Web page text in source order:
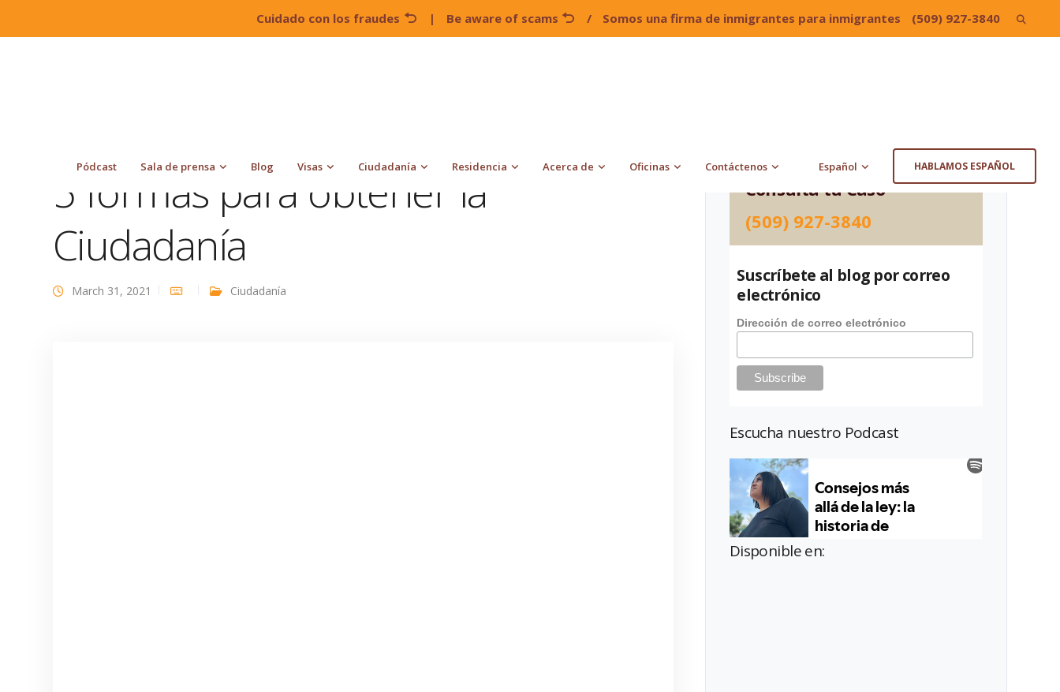
Cuidado con los fraudes | Be aware of scams / Somos una firma de inmigrantes para inmigrantes (509) 927-3840 Search
Pódcast Sala de prensa Blog Visas Ciudadanía Residencia Acerca de Oficinas Contáctenos Español HABLAMOS ESPAÑOL
5 formas para obtener la
Ciudadanía
March 31, 2021 Ciudadanía
Consulta tu Caso
(509) 927-3840
Suscríbete al blog por correo
electrónico
Dirección de correo electrónico
Escucha nuestro Podcast
Disponible en: